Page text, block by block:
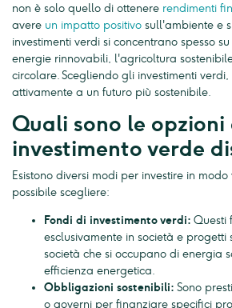
non è solo quello di ottenere rendimenti
avere un impatto positivo sull'ambiente e
investimenti verdi si concentrano spesso
energie rinnovabili, l'agricoltura
circolare. Scegliendo gli investimenti verdi,
attivamente a un futuro più sostenibile.
Quali sono le opzioni
investimento verde
Esistono diversi modi per investire in
possibile scegliere:
Fondi di investimento verdi: Questi
esclusivamente in società e progetti
società che si occupano di energia
efficienza energetica.
Obbligazioni sostenibili: Sono
o governi per finanziare specifici